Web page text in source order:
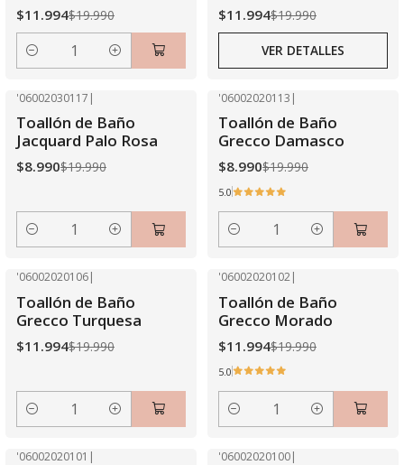
$11.994$19.990
Cantidad
$11.994$19.990
VER DETALLES
'06002030117 |
Toallón de Baño
Jacquard Palo Rosa
$8.990$19.990
Cantidad
'06002020113 |
Toallón de Baño
Grecco Damasco
$8.990$19.990
5.0
Cantidad
'06002020106|
Toallón de Baño
Grecco Turquesa
$11.994$19.990
Cantidad
'06002020102|
Toallón de Baño
Grecco Morado
$11.994$19.990
5.0
Cantidad
'06002020101 | '06002020100|